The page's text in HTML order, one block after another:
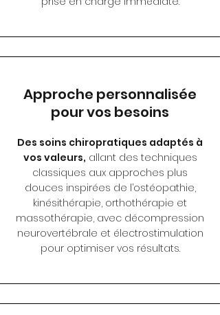
Approche personnalisée
pour vos besoins
Des soins chiropratiques adaptés à
vos valeurs, allant des techniques
classiques aux approches plus
douces inspirées de l’ostéopathie,
kinésithérapie, orthothérapie et
massothérapie, avec décompression
neurovertébrale et électrostimulation
pour optimiser vos résultats.